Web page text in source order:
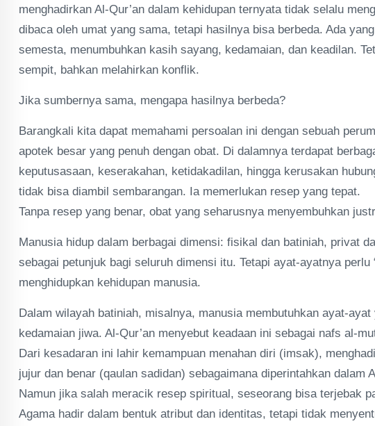
menghadirkan Al-Qur’an dalam kehidupan ternyata tidak selalu
dibaca oleh umat yang sama, tetapi hasilnya bisa berbeda. Ada
semesta, menumbuhkan kasih sayang, kedamaian, dan keadilan.
sempit, bahkan melahirkan konflik.
Jika sumbernya sama, mengapa hasilnya berbeda?
Barangkali kita dapat memahami persoalan ini dengan sebuah
apotek besar yang penuh dengan obat. Di dalamnya terdapat
keputusasaan, keserakahan, ketidakadilan, hingga kerusakan
tidak bisa diambil sembarangan. Ia memerlukan resep yang tepat.
Tanpa resep yang benar, obat yang seharusnya menyembuhkan
Manusia hidup dalam berbagai dimensi: fisikal dan batiniah, privat
sebagai petunjuk bagi seluruh dimensi itu. Tetapi ayat-ayatnya
menghidupkan kehidupan manusia.
Dalam wilayah batiniah, misalnya, manusia membutuhkan ayat-
kedamaian jiwa. Al-Qur’an menyebut keadaan ini sebagai nafs al-
Dari kesadaran ini lahir kemampuan menahan diri (imsak),
jujur dan benar (qaulan sadidan) sebagaimana diperintahkan dalam
Namun jika salah meracik resep spiritual, seseorang bisa terjebak
Agama hadir dalam bentuk atribut dan identitas, tetapi tidak